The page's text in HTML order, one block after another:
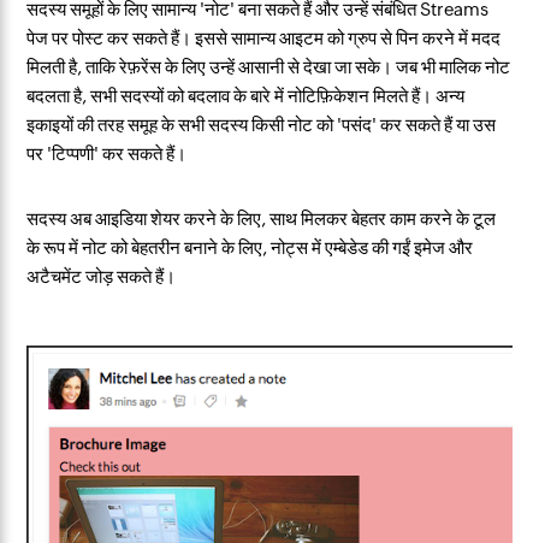
सदस्य समूहों के लिए सामान्य 'नोट' बना सकते हैं और उन्हें संबंधित Streams
पेज पर पोस्ट कर सकते हैं। इससे सामान्य आइटम को ग्रुप से पिन करने में मदद
मिलती है, ताकि रेफ़रेंस के लिए उन्हें आसानी से देखा जा सके। जब भी मालिक नोट
बदलता है, सभी सदस्यों को बदलाव के बारे में नोटिफ़िकेशन मिलते हैं। अन्य
इकाइयों की तरह समूह के सभी सदस्य किसी नोट को 'पसंद' कर सकते हैं या उस
पर 'टिप्पणी' कर सकते हैं।
सदस्य अब आइडिया शेयर करने के लिए, साथ मिलकर बेहतर काम करने के टूल
के रूप में नोट को बेहतरीन बनाने के लिए, नोट्स में एम्बेडेड की गईं इमेज और
अटैचमेंट जोड़ सकते हैं।